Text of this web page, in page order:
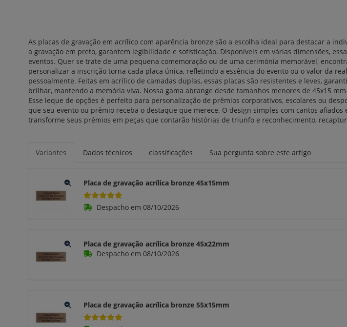
As placas de gravação em acrílico com aparência bronze são a escolha ideal para destacar a
a gravação em preto, garantem legibilidade e sofisticação. Disponíveis em várias dimensões,
eventos. Quer se trate de uma pequena comemoração ou de uma cerimónia memorável,
personalizar a inscrição torna cada placa única, refletindo a essência do evento ou o valor da
pessoalmente. Feitas em acrílico de camadas duplas, essas placas são resistentes e leves,
brilhar, mantendo a memória viva. Nossa gama abrange desde tamanhos menores de 45x15
Esse leque de opções é perfeito para personalização de prêmios corporativos, escolares ou
que seu evento ou prêmio receba o destaque que merece. O design simples com cantos
transforme seus prémios em peças que contarão histórias de triunfo e reconhecimento,
Variantes Dados técnicos classificações Sua pergunta sobre este artigo
Placa de gravação acrílica bronze 45x15mm
Despacho em 08/10/2026
Placa de gravação acrílica bronze 45x22mm
Despacho em 08/10/2026
Placa de gravação acrílica bronze 55x15mm